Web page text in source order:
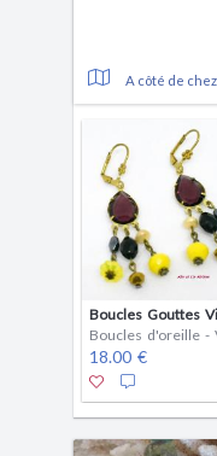
A côté de chez
Boucles d'oreille -
18.00 €